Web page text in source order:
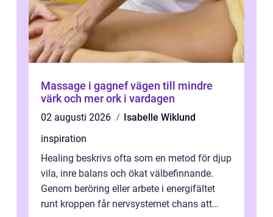
Massage i gagnef vägen till mindre
värk och mer ork i vardagen
02 augusti 2026
Isabelle Wiklund
inspiration
Healing beskrivs ofta som en metod för djup
vila, inre balans och ökat välbefinnande.
Genom beröring eller arbete i energifältet
runt kroppen får nervsystemet chans att